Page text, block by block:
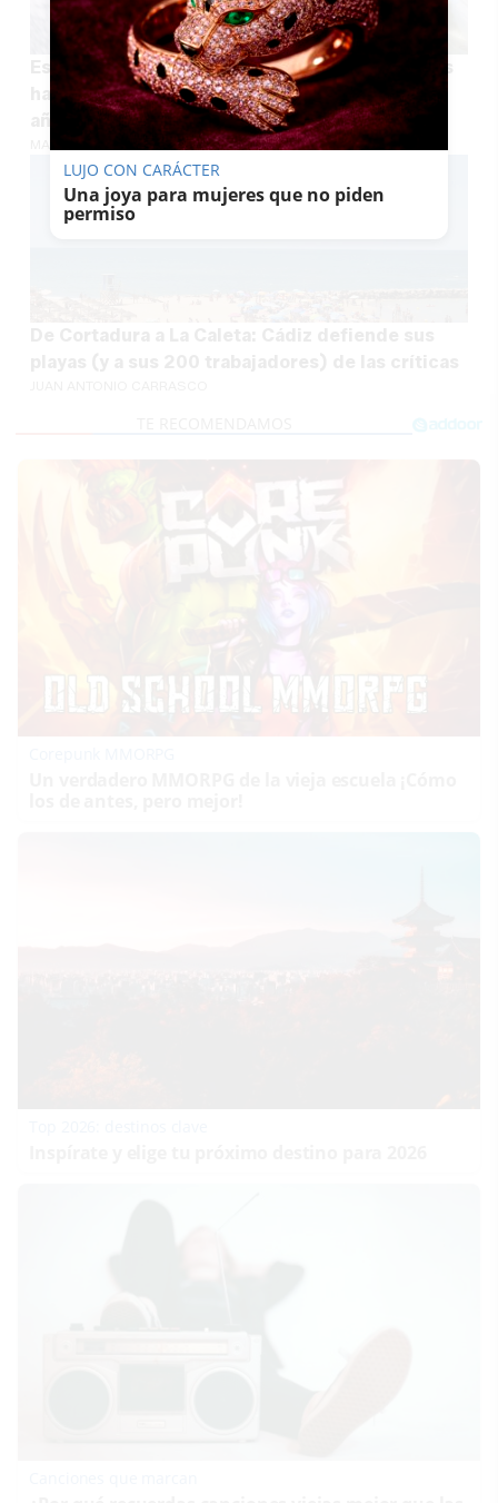
Esta es la provincia andaluza donde los radares
hacen más caja: 16,5 millones en multas en un
MARÍA CRISOL
LUJO CON CARÁCTER
Una joya para mujeres que no piden
permiso